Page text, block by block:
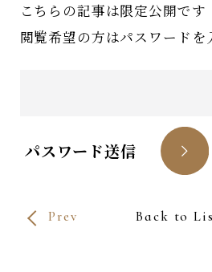
こちらの記事は限定公開です
閲覧希望の方はパスワードを
パスワード送信
Prev Back to